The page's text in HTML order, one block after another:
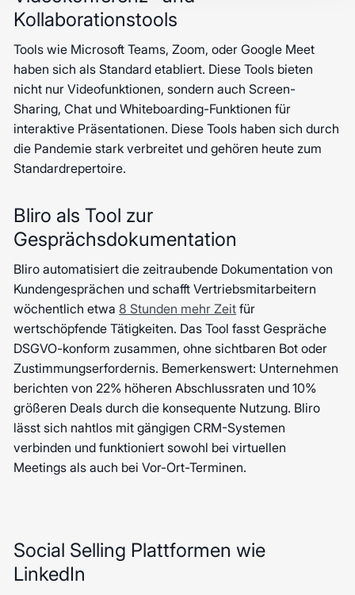
Kollaborationstools
Tools wie Microsoft Teams, Zoom, oder Google Meet
haben sich als Standard etabliert. Diese Tools bieten
nicht nur Videofunktionen, sondern auch Screen-
Sharing, Chat und Whiteboarding-Funktionen für
interaktive Präsentationen. Diese Tools haben sich durch
die Pandemie stark verbreitet und gehören heute zum
Standardrepertoire.
Bliro als Tool zur
Gesprächsdokumentation
Bliro automatisiert die zeitraubende Dokumentation von
Kundengesprächen und schafft Vertriebsmitarbeitern
wöchentlich etwa8 Stunden mehr Zeit für
wertschöpfende Tätigkeiten. Das Tool fasst Gespräche
DSGVO-konform zusammen, ohne sichtbaren Bot oder
Zustimmungserfordernis. Bemerkenswert: Unternehmen
berichten von 22% höheren Abschlussraten und 10%
größeren Deals durch die konsequente Nutzung. Bliro
lässt sich nahtlos mit gängigen CRM-Systemen
verbinden und funktioniert sowohl bei virtuellen
Meetings als auch bei Vor-Ort-Terminen.
Social Selling Plattformen wie
LinkedIn